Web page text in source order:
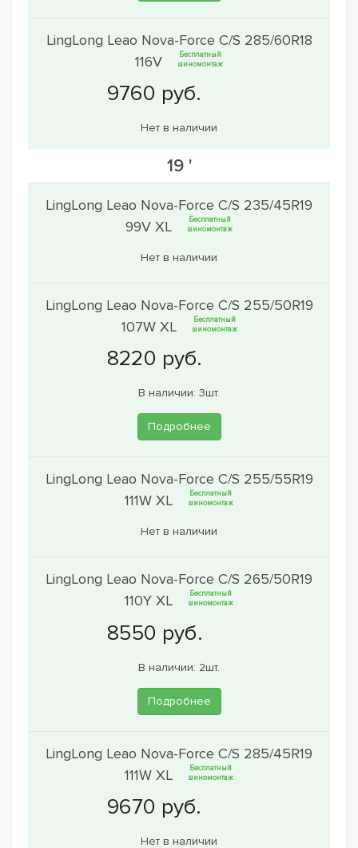
LingLong Leao Nova-Force C/S 285/60R18
116V
Бесплатный
шиномонтаж
Нет в наличии
19 '
LingLong Leao Nova-Force C/S 235/45R19
99V XL
Бесплатный
шиномонтаж
Нет в наличии
LingLong Leao Nova-Force C/S 255/50R19
107W XL
Бесплатный
шиномонтаж
В наличии: 3шт.
Подробнее
LingLong Leao Nova-Force C/S 255/55R19
111W XL
Бесплатный
шиномонтаж
Нет в наличии
LingLong Leao Nova-Force C/S 265/50R19
110Y XL
Бесплатный
шиномонтаж
В наличии: 2шт.
Подробнее
LingLong Leao Nova-Force C/S 285/45R19
111W XL
Бесплатный
шиномонтаж
Нет в наличии